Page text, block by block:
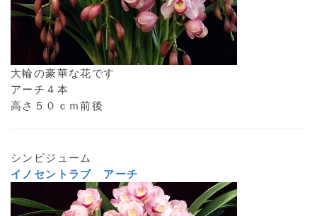
大輪の豪華な花です
アーチ４本
高さ５０ｃｍ前後
シンビジューム
イノセントラブ アーチ